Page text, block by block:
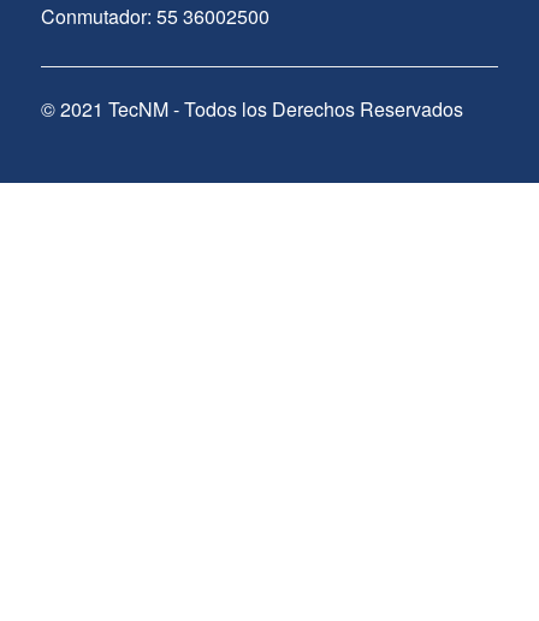
Conmutador: 55 36002500
© 2021 TecNM - Todos los Derechos Reservados